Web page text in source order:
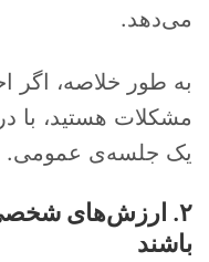
می‌دهد.
به طور خلاصه،
مشکلات هستید، با
یک جلسه‌ی عمومی.
۲. ارزش‌های شخصی
باشند